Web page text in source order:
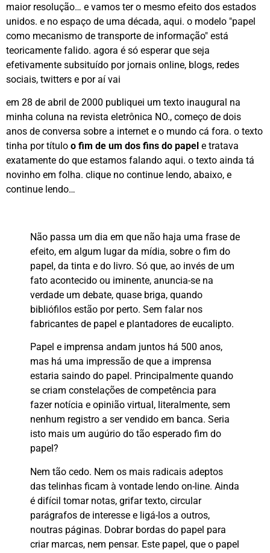
maior resolução… e vamos ter o mesmo efeito dos estados
unidos. e no espaço de uma década, aqui. o modelo "papel
como mecanismo de transporte de informação" está
teoricamente falido. agora é só esperar que seja
efetivamente subsituído por jornais online, blogs, redes
sociais, twitters e por aí vai
em 28 de abril de 2000 publiquei um texto inaugural na
minha coluna na revista eletrônica NO., começo de dois
anos de conversa sobre a internet e o mundo cá fora. o texto
tinha por título o fim de um dos fins do papel e tratava
exatamente do que estamos falando aqui. o texto ainda tá
novinho em folha. clique no continue lendo, abaixo, e
continue lendo…
Não passa um dia em que não haja uma frase de
efeito, em algum lugar da mídia, sobre o fim do
papel, da tinta e do livro. Só que, ao invés de um
fato acontecido ou iminente, anuncia-se na
verdade um debate, quase briga, quando
bibliófilos estão por perto. Sem falar nos
fabricantes de papel e plantadores de eucalipto.
Papel e imprensa andam juntos há 500 anos,
mas há uma impressão de que a imprensa
estaria saindo do papel. Principalmente quando
se criam constelações de competência para
fazer notícia e opinião virtual, literalmente, sem
nenhum registro a ser vendido em banca. Seria
isto mais um augúrio do tão esperado fim do
papel?
Nem tão cedo. Nem os mais radicais adeptos
das telinhas ficam à vontade lendo on-line. Ainda
é difícil tomar notas, grifar texto, circular
parágrafos de interesse e ligá-los a outros,
noutras páginas. Dobrar bordas do papel para
criar marcas, nem pensar. Este papel, que o papel